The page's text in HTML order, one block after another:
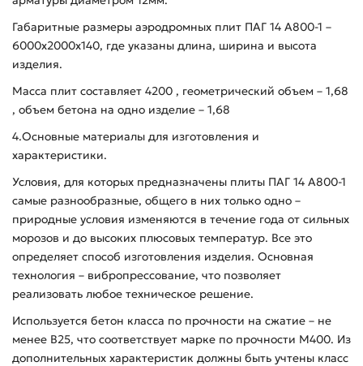
Габаритные размеры аэродромных плит ПАГ 14 А800-1 –
6000х2000х140, где указаны длина, ширина и высота
изделия.
Масса плит составляет 4200 , геометрический объем – 1,68
, объем бетона на одно изделие – 1,68
4.Основные материалы для изготовления и
характеристики.
Условия, для которых предназначены плиты ПАГ 14 А800-1
самые разнообразные, общего в них только одно –
природные условия изменяются в течение года от сильных
морозов и до высоких плюсовых температур. Все это
определяет способ изготовления изделия. Основная
технология – вибропрессование, что позволяет
реализовать любое техническое решение.
Используется бетон класса по прочности на сжатие – не
менее В25, что соответствует марке по прочности М400. Из
дополнительных характеристик должны быть учтены класс